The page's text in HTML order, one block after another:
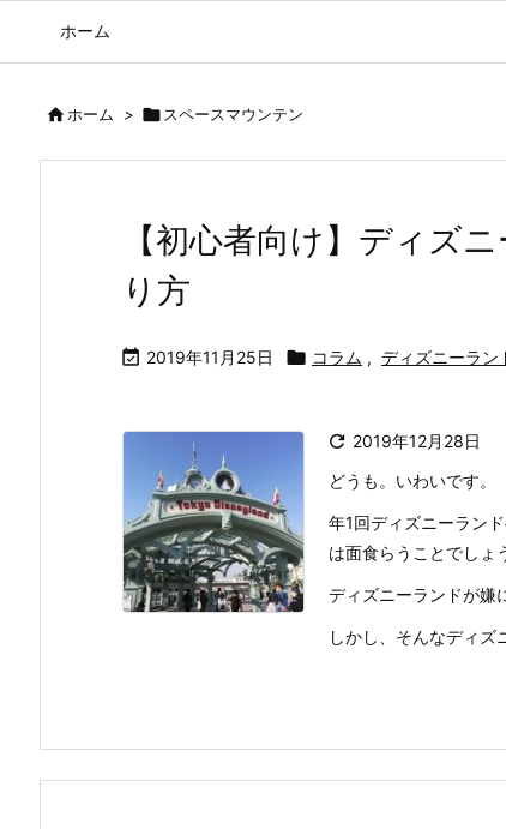
ホーム
ホーム >  スペースマウンテン
【初心者向け】ディズ
り方
 2019年11月25日  コラム , ディズニーラン
 2019年12月28日
どうも。いわいです。
年1回ディズニーラン
は面食らうことでしょ
ディズニーランドが嫌
しかし、そんなディズ